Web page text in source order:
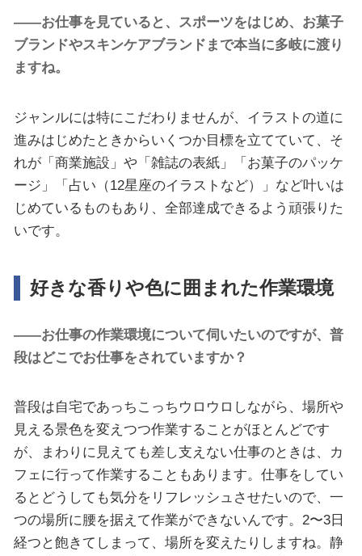
――お仕事を見ていると、スポーツをはじめ、お菓子
ブランドやスキンケアブランドまで本当に多岐に渡り
ますね。
ジャンルには特にこだわりませんが、イラストの道に
進みはじめたときからいくつか目標を立てていて、そ
れが「商業施設」や「雑誌の表紙」「お菓子のパッケ
ージ」「占い（12星座のイラストなど）」など叶いは
じめているものもあり、全部達成できるよう頑張りた
いです。
好きな香りや色に囲まれた作業環境
――お仕事の作業環境について伺いたいのですが、普
段はどこでお仕事をされていますか？
普段は自宅であっちこっちウロウロしながら、場所や
見える景色を変えつつ作業することがほとんどです
が、まわりに見えても差し支えない仕事のときは、カ
フェに行って作業することもあります。仕事をしてい
るとどうしても気分をリフレッシュさせたいので、一
つの場所に腰を据えて作業ができないんです。2〜3日
経つと飽きてしまって、場所を変えたりしますね。静